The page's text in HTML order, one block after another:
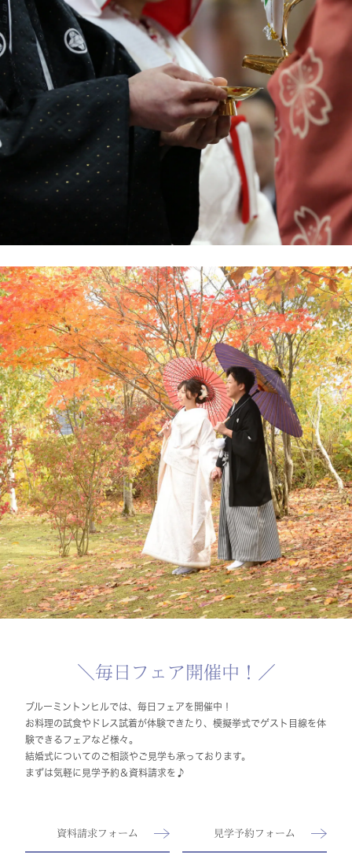
＼毎日フェア開催中！／
ブルーミントンヒルでは、毎日フェアを開催中！
お料理の試食やドレス試着が体験できたり、模擬挙式でゲスト目線を体
験できるフェアなど様々。
結婚式についてのご相談やご見学も承っております。
まずは気軽に見学予約＆資料請求を♪
資料請求フォーム 見学予約フォーム